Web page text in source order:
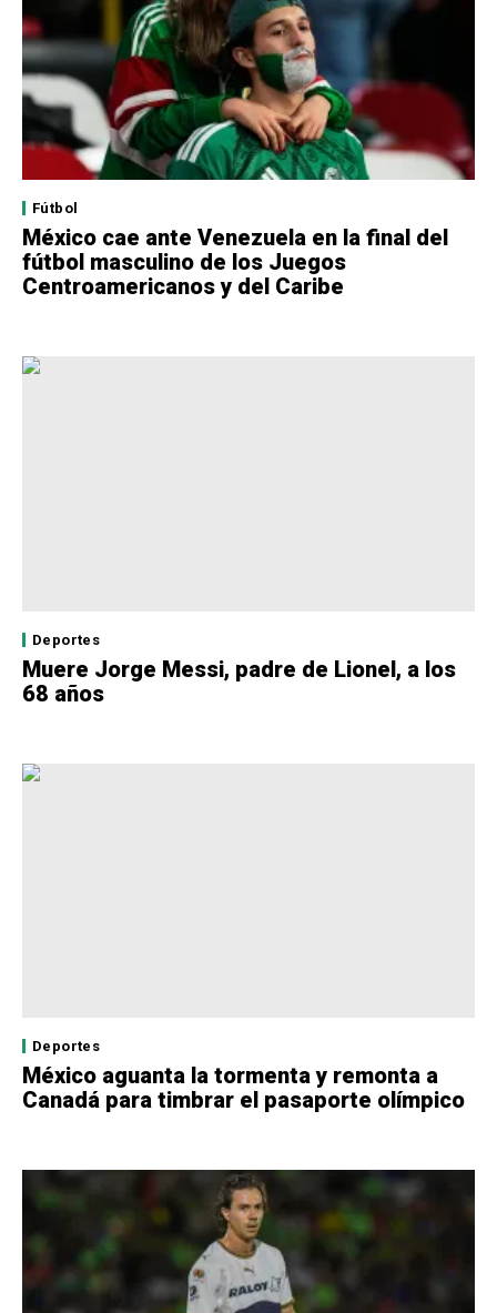
Fútbol
México cae ante Venezuela en la final del
fútbol masculino de los Juegos
Centroamericanos y del Caribe
Deportes
Muere Jorge Messi, padre de Lionel, a los
68 años
Deportes
México aguanta la tormenta y remonta a
Canadá para timbrar el pasaporte olímpico